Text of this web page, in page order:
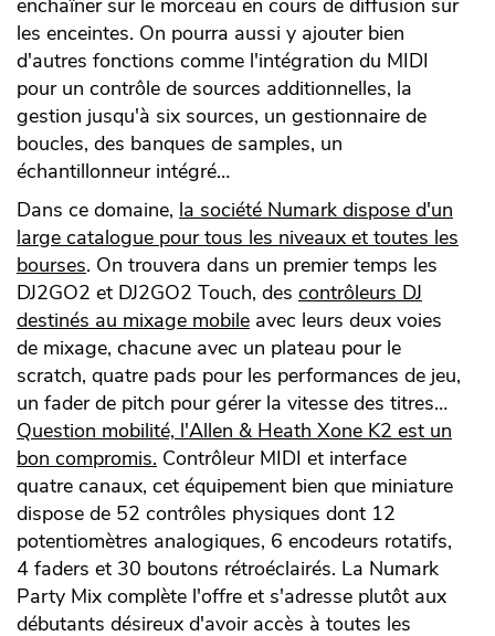
enchaîner sur le morceau en cours de diffusion sur
les enceintes. On pourra aussi y ajouter bien
d'autres fonctions comme l'intégration du MIDI
pour un contrôle de sources additionnelles, la
gestion jusqu'à six sources, un gestionnaire de
boucles, des banques de samples, un
échantillonneur intégré…
Dans ce domaine, la société Numark dispose d'un
large catalogue pour tous les niveaux et toutes les
bourses. On trouvera dans un premier temps les
DJ2GO2 et DJ2GO2 Touch, des contrôleurs DJ
destinés au mixage mobile avec leurs deux voies
de mixage, chacune avec un plateau pour le
scratch, quatre pads pour les performances de jeu,
un fader de pitch pour gérer la vitesse des titres…
Question mobilité, l'Allen & Heath Xone K2 est un
bon compromis. Contrôleur MIDI et interface
quatre canaux, cet équipement bien que miniature
dispose de 52 contrôles physiques dont 12
potentiomètres analogiques, 6 encodeurs rotatifs,
4 faders et 30 boutons rétroéclairés. La Numark
Party Mix complète l'offre et s'adresse plutôt aux
débutants désireux d'avoir accès à toutes les